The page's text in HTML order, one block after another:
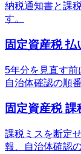
納税通知書と課
す。
固定資産税 払
5年分を見直す前
自治体確認の順
固定資産税 課
課税ミスを断定
報、自治体確認